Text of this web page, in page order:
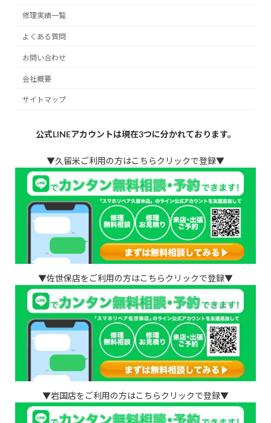
修理実績一覧
よくある質問
お問い合わせ
会社概要
サイトマップ
公式LINEアカウントは現在3つに分かれております。
▼久留米ご利用の方はこちらクリックで登録▼
▼佐世保店をご利用の方はこちらクリックで登録▼
▼岩国店をご利用の方はこちらクリックで登録▼